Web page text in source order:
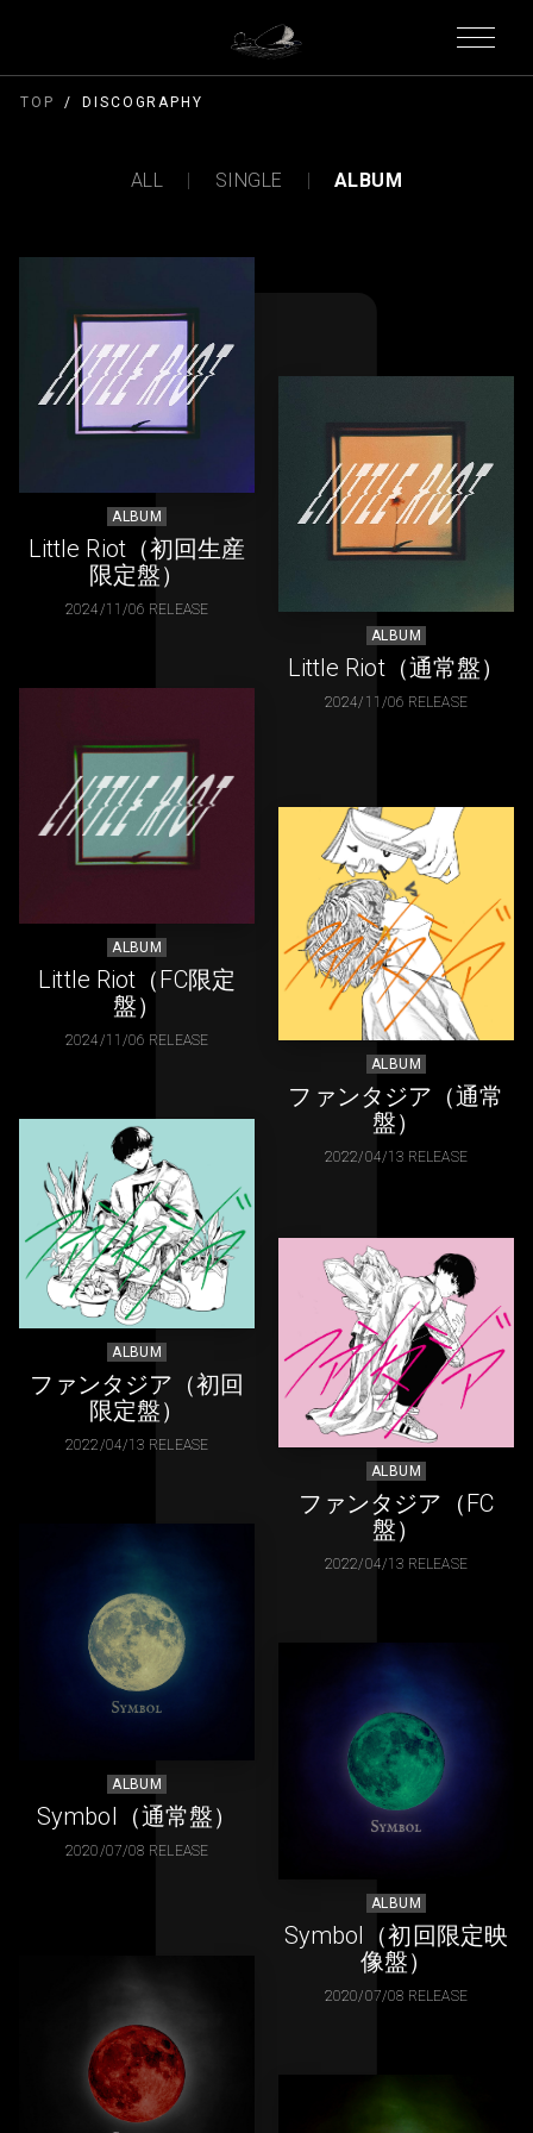
TOP DISCOGRAPHY
ALL SINGLE ALBUM
ALBUM
Little Riot（初回生産
限定盤）
2024/11/06 RELEASE
ALBUM
Little Riot（通常盤）
2024/11/06 RELEASE
ALBUM
Little Riot（FC限定
盤）
2024/11/06 RELEASE
ALBUM
ファンタジア（通常
盤）
2022/04/13 RELEASE
ALBUM
ファンタジア（初回
限定盤）
2022/04/13 RELEASE
ALBUM
ファンタジア（FC
盤）
2022/04/13 RELEASE
ALBUM
Symbol（通常盤）
2020/07/08 RELEASE
ALBUM
Symbol（初回限定映
像盤）
2020/07/08 RELEASE